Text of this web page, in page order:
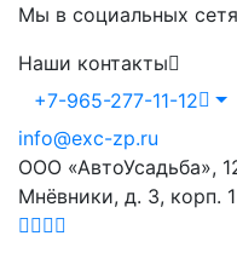
Мы в социальных
Наши контакты
+7-965-277-11-12
info@exc-zp.ru
ООО «АвтоУсадьба»,
Мнёвники, д. 3, корп. 1